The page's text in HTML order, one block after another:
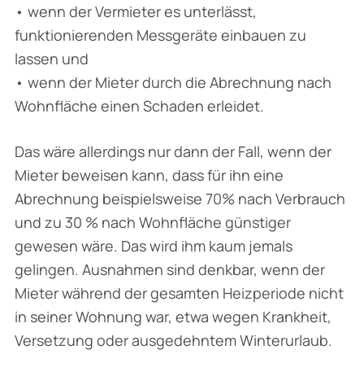
• wenn der Vermieter es unterlässt,
funktionierenden Messgeräte einbauen zu
lassen und
• wenn der Mieter durch die Abrechnung nach
Wohnfläche einen Schaden erleidet.
Das wäre allerdings nur dann der Fall, wenn der
Mieter beweisen kann, dass für ihn eine
Abrechnung beispielsweise 70% nach Verbrauch
und zu 30 % nach Wohnfläche günstiger
gewesen wäre. Das wird ihm kaum jemals
gelingen. Ausnahmen sind denkbar, wenn der
Mieter während der gesamten Heizperiode nicht
in seiner Wohnung war, etwa wegen Krankheit,
Versetzung oder ausgedehntem Winterurlaub.